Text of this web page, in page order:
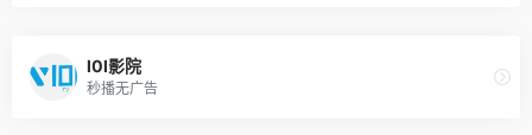
l0l影院
秒播无广告